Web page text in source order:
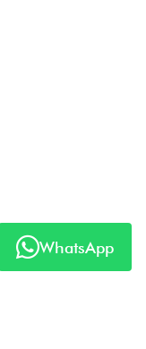
WhatsApp